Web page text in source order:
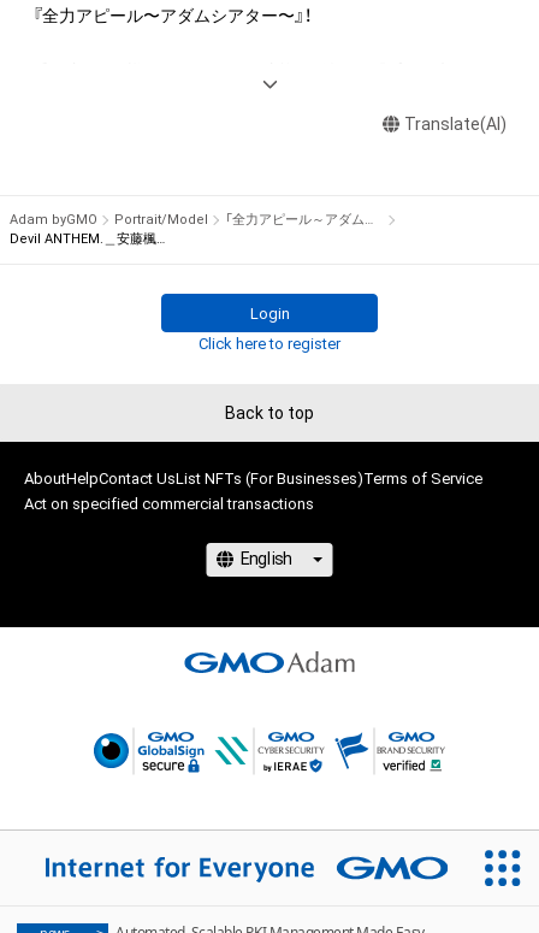
けている者によって保護されています。そのため、本アイテム
・本アイテムの著作権を有する方、著作隣接権の権利者またはそ
の管理委託を受けている者からの事前の同意なしに、上記の「本
せん。)を行うことはできません。
であると判断した場合、利用をお断りさせていただきます。
『全力アピール〜アダムシアター〜』！
パフォーマンスや特技を、魂を込めて全力アピール！
※本ストア内で出品されるNFTは、Adam byGMOの認定代理店
株式会社MediBangを介して出品手続きをしており、
TBSテレビおよび番組は、NFTの出品に関わる手続き・権利には
Translate(AI)
Adam byGMO Portrait/Model
「全力アピール～アダムシアター～」NFTストア
Devil ANTHEM.＿安藤楓、竹本あいり リンボーダンスに挑戦！！
Login
Click here to register
Back to top
AboutHelpContact UsList NFTs (For Businesses)Terms of Service
Act on specified commercial transactions